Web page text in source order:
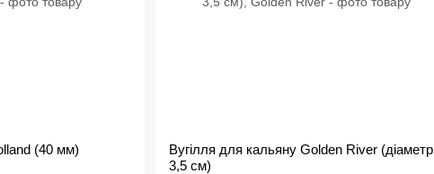
(40 мм)
Вугілля для кальяну Golden River (діаметр
3,5 см)